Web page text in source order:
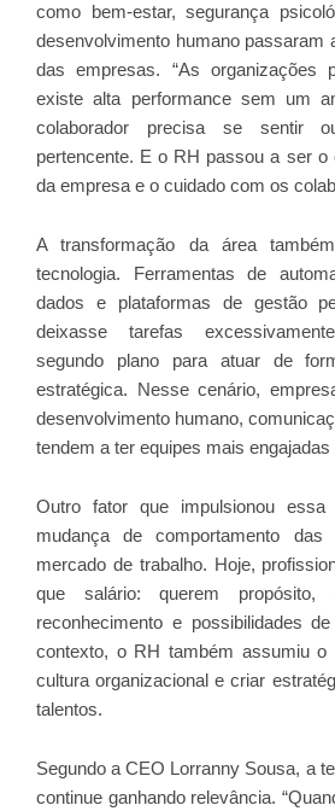
como bem-estar, segurança
desenvolvimento humano passaram
das empresas. “As organizações
existe alta performance sem um
colaborador precisa se sentir
pertencente. E o RH passou a ser o
da empresa e o cuidado com os
A transformação da área
tecnologia. Ferramentas de
dados e plataformas de gestão
deixasse tarefas
segundo plano para atuar de
estratégica. Nesse cenário,
desenvolvimento humano,
tendem a ter equipes mais engajadas
Outro fator que impulsionou
mudança de comportamento
mercado de trabalho. Hoje,
que salário: querem propósito,
reconhecimento e possibilidades
contexto, o RH também assumiu o
cultura organizacional e criar
talentos.
Segundo a CEO Lorranny Sousa, a
continue ganhando relevância.